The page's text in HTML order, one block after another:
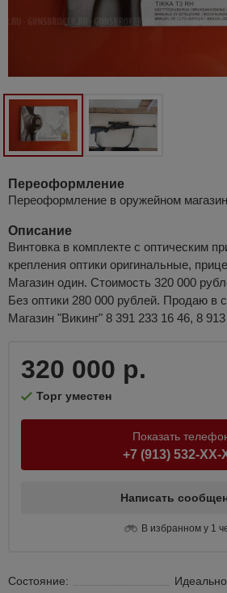
Переоформление
Переоформление в оружейном
Описание
Винтовка в комплекте с оптическим
крепления оптики оригинальные,
Магазин один. Стоимость 320 000
Без оптики 280 000 рублей. Продаю в
Магазин "Викинг" 8 391 233 16 46, 8
320 000 р.
Торг уместен
Показать
+7 (913) 532-XX-
Написать
В избранном у 1
Состояние: